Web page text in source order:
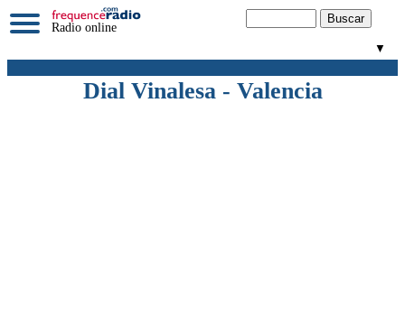
Radio online
▼
Dial Vinalesa - Valencia